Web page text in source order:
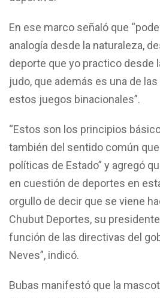
En ese marco señaló que
analogía desde la naturaleza,
deporte que yo practico desde
judo, que además es una de
estos juegos binacionales”.
“Estos son los principios
también del sentido común
políticas de Estado” y agregó
en cuestión de deportes en
orgullo de decir que se viene
Chubut Deportes, su
función de las directivas del
Neves”, indicó.
Bubas manifestó que la